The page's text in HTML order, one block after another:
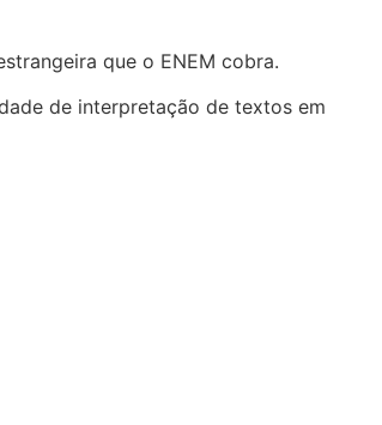
que o ENEM cobra.
de interpretação de textos em